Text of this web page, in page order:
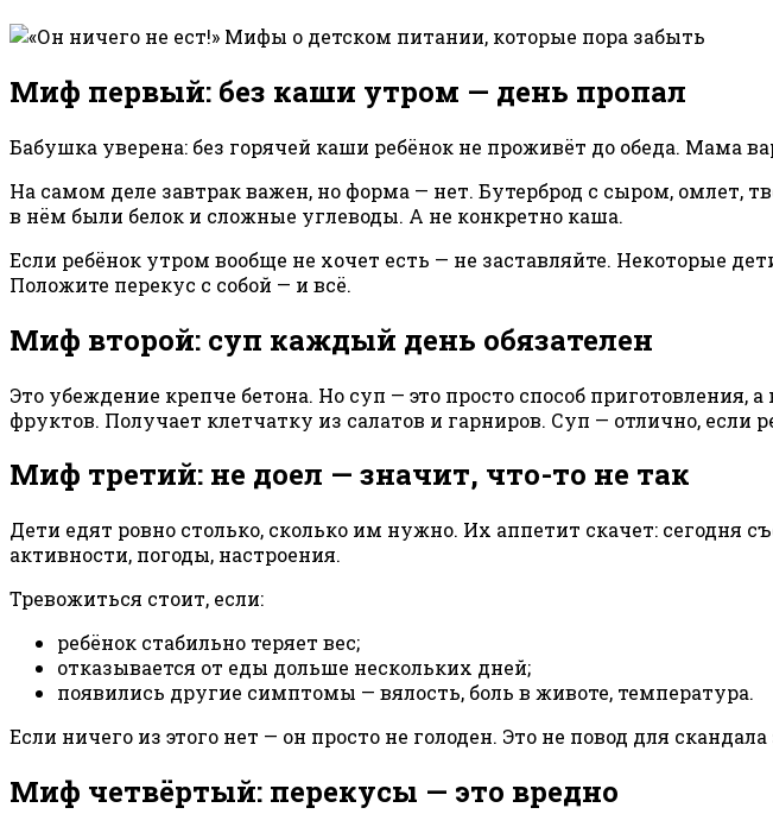
Миф первый: без каши утром — день пропал
Бабушка уверена: без горячей каши ребёнок не проживёт до обеда. Мама
На самом деле завтрак важен, но форма — нет. Бутерброд с сыром, омлет,
в нём были белок и сложные углеводы. А не конкретно каша.
Если ребёнок утром вообще не хочет есть — не заставляйте. Некоторые
Положите перекус с собой — и всё.
Миф второй: суп каждый день обязателен
Это убеждение крепче бетона. Но суп — это просто способ
фруктов. Получает клетчатку из салатов и гарниров. Суп — отлично,
Миф третий: не доел — значит, что-то не так
Дети едят ровно столько, сколько им нужно. Их аппетит скачет: сегодня
активности, погоды, настроения.
Тревожиться стоит, если:
ребёнок стабильно теряет вес;
отказывается от еды дольше нескольких дней;
появились другие симптомы — вялость, боль в животе, температура.
Если ничего из этого нет — он просто не голоден. Это не повод для скандала
Миф четвёртый: перекусы — это вредно